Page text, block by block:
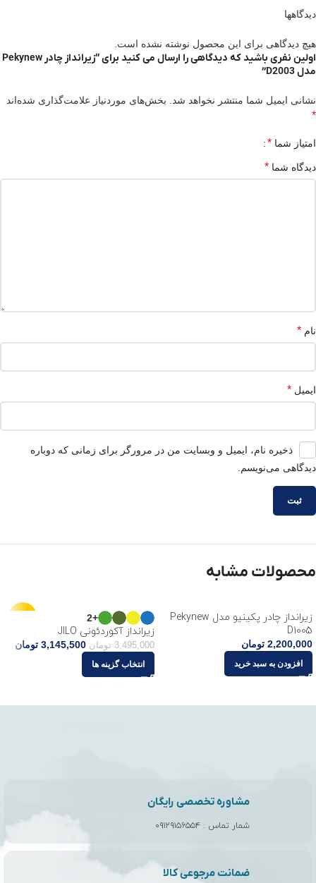
دیدگاهها
هیچ دیدگاهی برای این محصول نوشته نشده است.
اولین نفری باشید که دیدگاهی را ارسال می کنید برای “زیرانداز چادر Pekynew
مدل D2003”
نشانی ایمیل شما منتشر نخواهد شد. بخش‌های موردنیاز علامت‌گذاری شده‌اند
*
امتیاز شما *
دیدگاه شما *
نام *
ایمیل *
ذخیره نام، ایمیل و وبسایت من در مرورگر برای زمانی که دوباره
دیدگاهی می‌نویسم.
محصولات مشابه
زیرانداز چادر پکینیو مدل Pekynew
D1005
2,200,000 تومان
افزودن به سبد خرید
+2
زیرانداز آکوردئونی JILO
3,495,000 تومان 3,145,500 تومان
انتخاب گزینه ها
مشاوره تخصصی رایگان
شمار تماس : ۰۹۱۲۹۱۵۶۵۵۴
ضمانت مرجوعی کالا